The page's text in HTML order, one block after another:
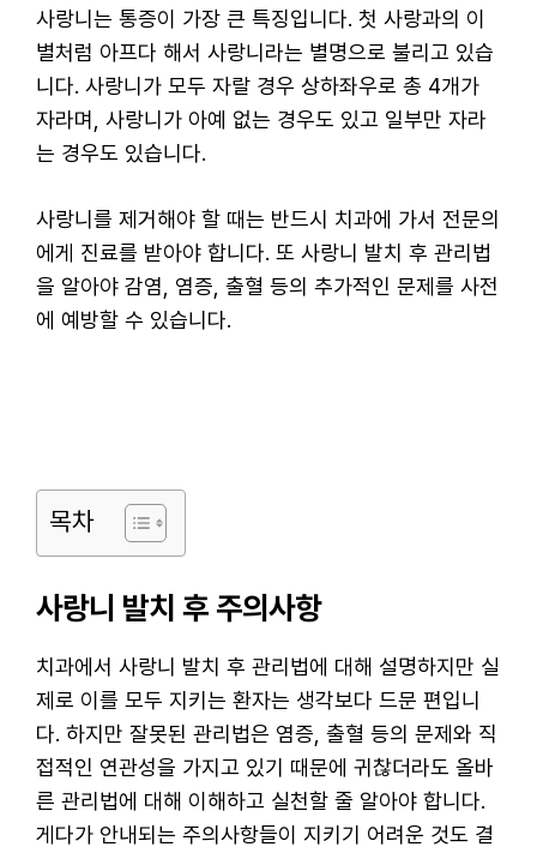
사랑니는 통증이 가장 큰 특징입니다. 첫 사랑과의 이
별처럼 아프다 해서 사랑니라는 별명으로 불리고 있습
니다. 사랑니가 모두 자랄 경우 상하좌우로 총 4개가
자라며, 사랑니가 아예 없는 경우도 있고 일부만 자라
는 경우도 있습니다.
사랑니를 제거해야 할 때는 반드시 치과에 가서 전문의
에게 진료를 받아야 합니다. 또 사랑니 발치 후 관리법
을 알아야 감염, 염증, 출혈 등의 추가적인 문제를 사전
에 예방할 수 있습니다.
목차
사랑니 발치 후 주의사항
치과에서 사랑니 발치 후 관리법에 대해 설명하지만 실
제로 이를 모두 지키는 환자는 생각보다 드문 편입니
다. 하지만 잘못된 관리법은 염증, 출혈 등의 문제와 직
접적인 연관성을 가지고 있기 때문에 귀찮더라도 올바
른 관리법에 대해 이해하고 실천할 줄 알아야 합니다.
게다가 안내되는 주의사항들이 지키기 어려운 것도 결